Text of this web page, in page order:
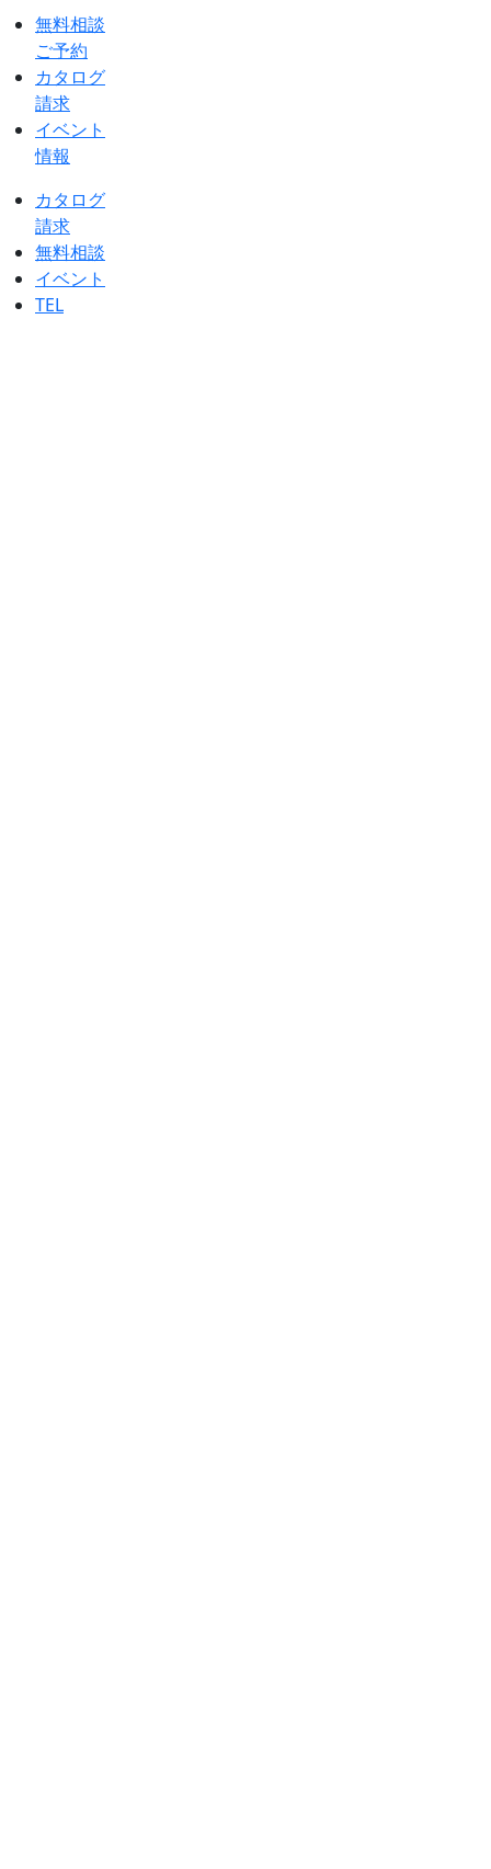
無料相談
ご予約
カタログ
請求
イベント
情報
カタログ
請求
無料相談
イベント
TEL